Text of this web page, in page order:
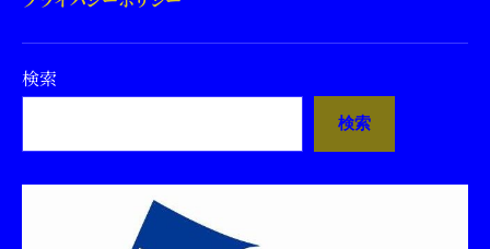
検索
検索